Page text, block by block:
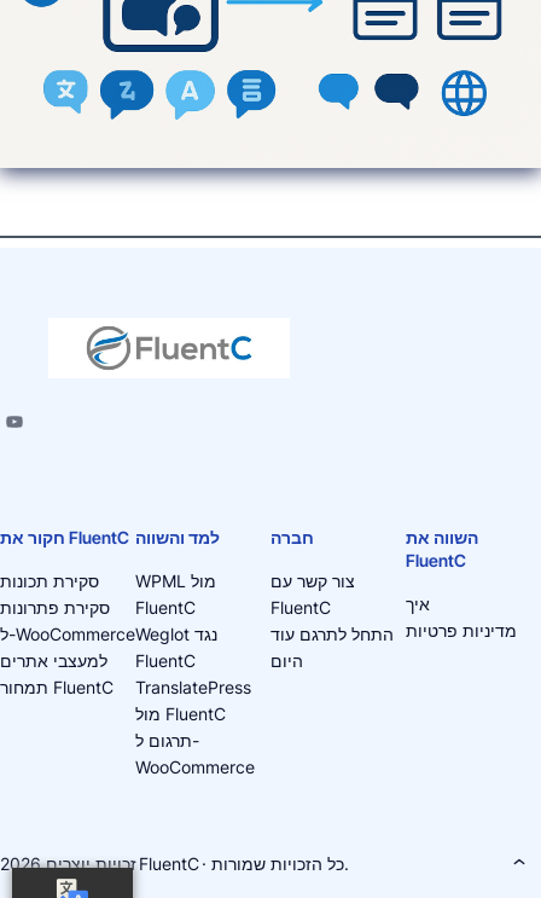
חקור את FluentC
סקירת תכונות
סקירת פתרונות
ל-WooCommerce
למעצבי אתרים
תמחור FluentC
למד והשווה
WPML מול
FluentC
Weglot נגד
FluentC
TranslatePress
מול FluentC
תרגום ל-
WooCommerce
חברה
צור קשר עם
FluentC
התחל לתרגם עוד
היום
השווה את
FluentC
איך
מדיניות פרטיות
זכויות יוצרים 2026FluentC · כל הזכויות שמורות.